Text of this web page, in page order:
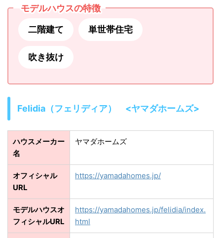
モデルハウスの特徴
二階建て 単世帯住宅
吹き抜け
Felidia（フェリディア） <ヤマダホームズ>
ハウスメーカー
名
ヤマダホームズ
オフィシャル
URL
https://yamadahomes.jp/
モデルハウスオ
フィシャルURL
https://yamadahomes.jp/felidia/index.
html